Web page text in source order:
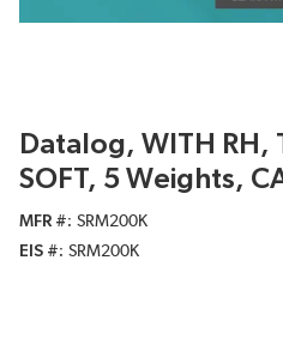
Datalog, WITH RH,
SOFT, 5 Weights,
MFR #
SRM200K
EIS #
SRM200K